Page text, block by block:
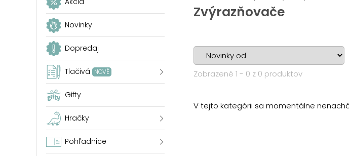
Novinky
Dopredaj
Tlačivá NOVÉ
Gifty
Hračky
Pohľadnice
Zvýrazňovače
Zobrazené 1 - 0 z 0 produktov
V tejto kategórii sa momentálne